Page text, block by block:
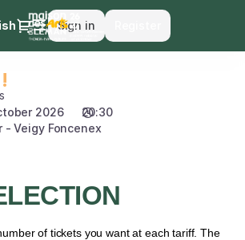
Dialog
Sign in
2026
20:30
- Veigy Foncenex
of tickets you want at each tariff. The